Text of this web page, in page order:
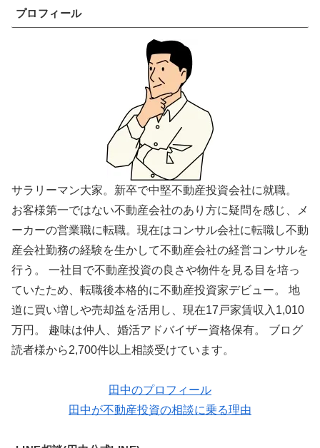
プロフィール
サラリーマン大家。新卒で中堅不動産投資会社に就職。
お客様第一ではない不動産会社のあり方に疑問を感じ、メ
ーカーの営業職に転職。現在はコンサル会社に転職し不動
産会社勤務の経験を生かして不動産会社の経営コンサルを
行う。 一社目で不動産投資の良さや物件を見る目を培っ
ていたため、転職後本格的に不動産投資家デビュー。 地
道に買い増しや売却益を活用し、現在17戸家賃収入1,010
万円。 趣味は仲人、婚活アドバイザー資格保有。 ブログ
読者様から2,700件以上相談受けています。
田中のプロフィール
田中が不動産投資の相談に乗る理由